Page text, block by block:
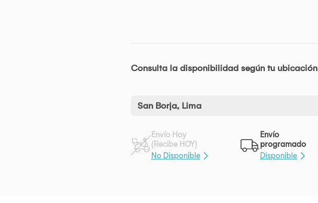
Consulta la disponibilidad según tu ubicación
San Borja, Lima
Envío Hoy
(Recibe HOY)
No Disponible
Envío
programado
Disponible